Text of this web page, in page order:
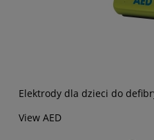
Elektrody dla dzieci do
View AED